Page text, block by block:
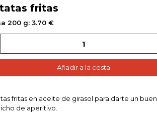
fritas
200 g: 3.70 €
Añadir a la cesta
fritas en aceite de girasol para darte un buen
de aperitivo.